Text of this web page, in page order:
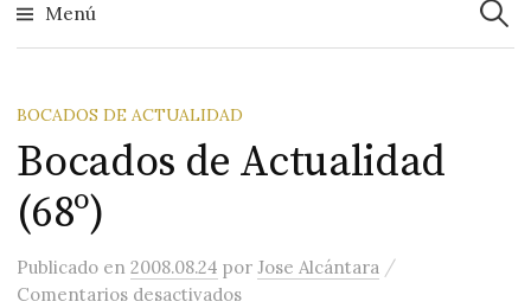
Menú
BOCADOS DE ACTUALIDAD
Bocados de Actualidad
(68º)
Publicado en2008.08.24 porJose Alcántara /
Comentarios desactivadosen Bocados de Actualidad (68º)